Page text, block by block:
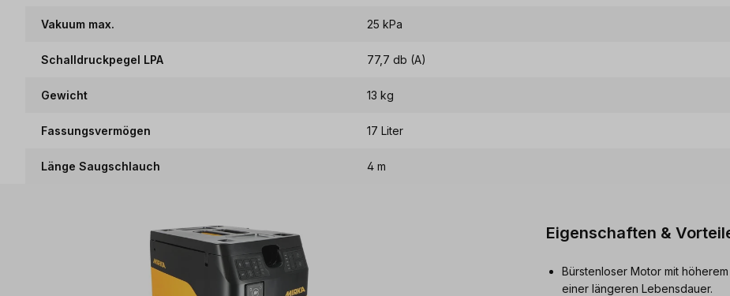
Vakuum max. 25 kPa
Schalldruckpegel LPA 77,7 db (A)
Gewicht 13 kg
Fassungsvermögen 17 Liter
Länge Saugschlauch 4 m
Eigenschaften &
Bürstenloser Motor mit
einer längeren Lebensdauer.